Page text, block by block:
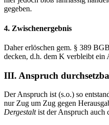
gegeben.
4. Zwischenergebnis
Daher erlöschen gem. § 389
decken, d.h. dem K verbleibt ein
III. Anspruch
Der Anspruch ist (s.o.) so
nur Zug um Zug gegen
Dergestaltist der Anspruch auch